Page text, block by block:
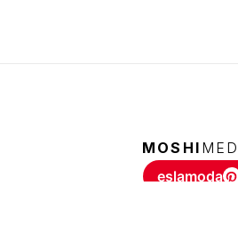
MOSHI
eslamoda